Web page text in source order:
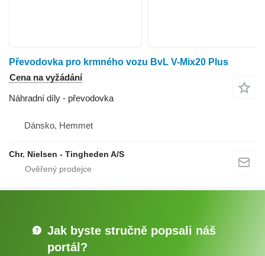
Převodovka pro krmného vozu BvL V-Mix20 Plus
Cena na vyžádání
Náhradní díly - převodovka
Dánsko, Hemmet
Chr. Nielsen - Tingheden A/S
Jak byste stručně popsali náš
portál?